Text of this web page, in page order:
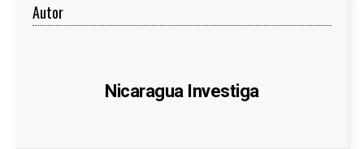
Autor
Nicaragua Investiga